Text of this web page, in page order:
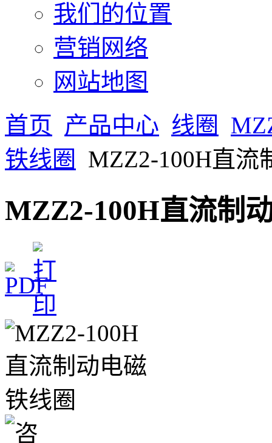
我们的位置
营销网络
网站地图
首页 产品中心 线圈
铁线圈
MZZ2-100H直流
MZZ2-100H直流制